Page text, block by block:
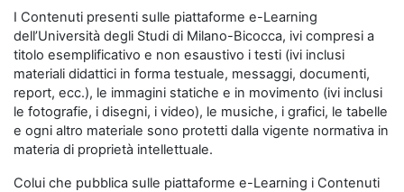
I Contenuti presenti sulle piattaforme e-Learning
dell’Università degli Studi di Milano-Bicocca, ivi compresi a
titolo esemplificativo e non esaustivo i testi (ivi inclusi
materiali didattici in forma testuale, messaggi, documenti,
report, ecc.), le immagini statiche e in movimento (ivi inclusi
le fotografie, i disegni, i video), le musiche, i grafici, le tabelle
e ogni altro materiale sono protetti dalla vigente normativa in
materia di proprietà intellettuale.
Colui che pubblica sulle piattaforme e-Learning i Contenuti